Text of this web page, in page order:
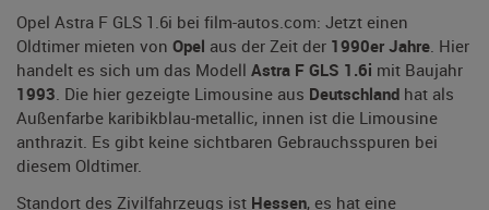
Opel Astra F GLS 1.6i bei film-autos.com: Jetzt einen
Oldtimer mieten von Opel aus der Zeit der 1990er Jahre. Hier
handelt es sich um das Modell Astra F GLS 1.6i mit Baujahr
1993. Die hier gezeigte Limousine aus Deutschland hat als
Außenfarbe karibikblau-metallic, innen ist die Limousine
anthrazit. Es gibt keine sichtbaren Gebrauchsspuren bei
diesem Oldtimer.
Standort des Zivilfahrzeugs ist Hessen, es hat eine